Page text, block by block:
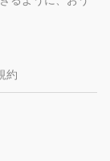
約